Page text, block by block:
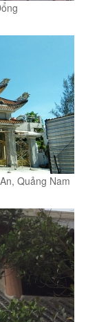
Quảng Nam